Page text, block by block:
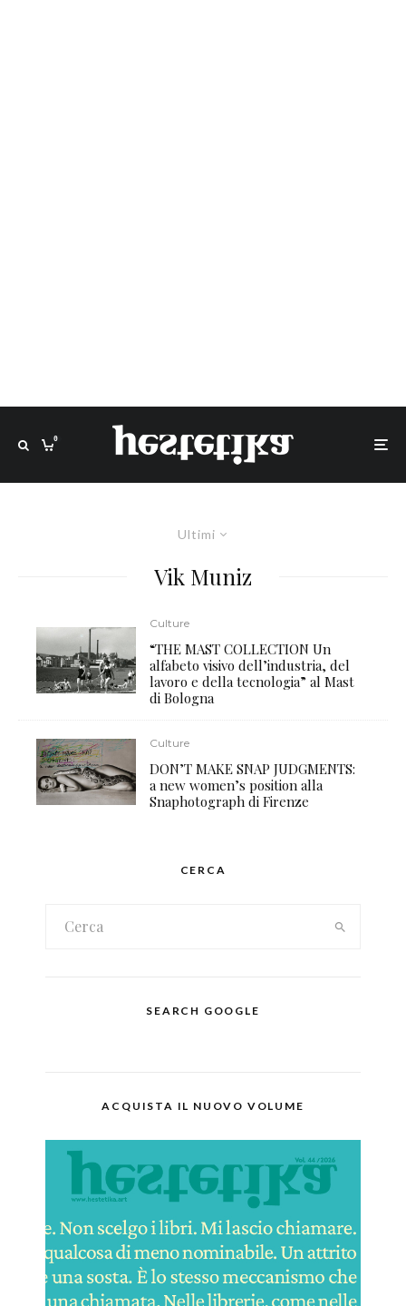
0
Ultimi
Vik Muniz
Culture
“THE MAST COLLECTION Un
alfabeto visivo dell’industria, del
lavoro e della tecnologia” al Mast
di Bologna
Culture
DON’T MAKE SNAP JUDGMENTS:
a new women’s position alla
Snaphotograph di Firenze
CERCA
SEARCH GOOGLE
ACQUISTA IL NUOVO VOLUME